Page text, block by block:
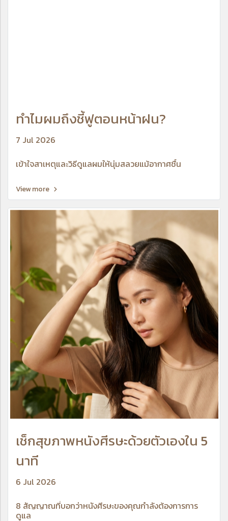
ทำไมผมถึงชี้ฟูตอนหน้าฝน?
7 Jul 2026
เข้าใจสาเหตุและวิธีดูแลผมให้นุ่มสลวยแม้อากาศชื้น
View more
เช็กสุขภาพหนังศีรษะด้วยตัวเองใน 5
นาที
6 Jul 2026
8 สัญญาณที่บอกว่าหนังศีรษะของคุณกำลังต้องการการ
ดูแล